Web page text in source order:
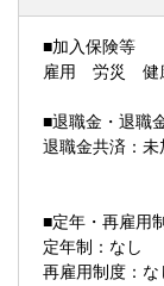
■加入保険等
雇用 労災 健
■退職金・退職
退職金共済：未
■定年・再雇用
定年制：なし
再雇用制度：な